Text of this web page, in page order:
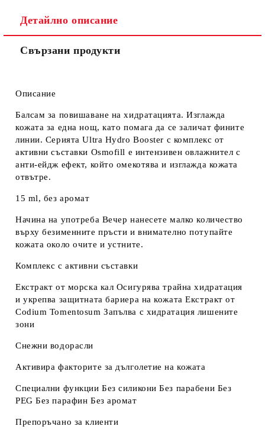
Детайлно описание
Свързани продукти
Описание
Балсам за повишаване на хидратацията. Изглажда
кожата за една нощ, като помага да се заличат фините
линии. Серията Ultra Hydro Booster с комплекс от
активни съставки Osmofill е интензивен овлажнител с
анти-ейдж ефект, който омекотява и изглажда кожата
отвътре.
15 ml, без аромат
Начина на употреба Вечер нанесете малко количество
върху безименните пръсти и внимателно потупайте
кожата около очите и устните.
Комплекс с активни съставки
Екстракт от морска кал Осигурява трайна хидратация
и укрепва защитната бариера на кожата Екстракт от
Codium Tomentosum Запълва с хидратация лишените
зони
Снежни водорасли
Активира факторите за дълголетие на кожата
Специални функции Без силикони Без парабени Без
PEG Без парафин Без аромат
Препоръчано за клиенти